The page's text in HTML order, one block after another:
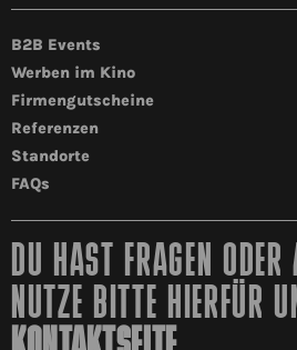
B2B Events
Werben im Kino
Firmengutscheine
Referenzen
Standorte
FAQs
DU HAST FRAGEN ODER
NUTZE BITTE HIERFÜR